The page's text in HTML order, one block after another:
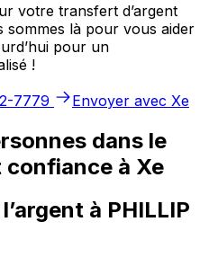
votre transfert d’argent
sommes là pour vous aider
pour un
!
7779
Envoyer avec Xe
dans le
à Xe
à PHILLIP